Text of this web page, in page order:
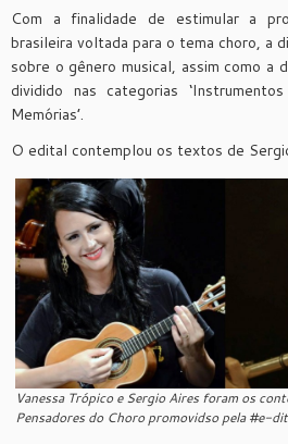
Com a finalidade de estimular a
brasileira voltada para o tema choro, a
sobre o gênero musical, assim como a
dividido nas categorias
Memórias’.
O edital contemplou os textos de
Vanessa Trópico e Sergio Aires foram os
Pensadores do Choro promovidso pela #e-